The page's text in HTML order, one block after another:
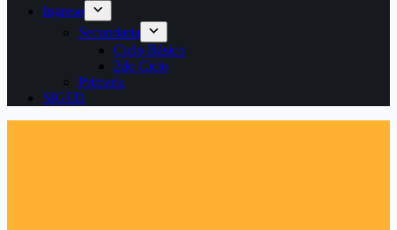
Ingreso
Secundaria
Ciclo Básico
2do Ciclo
Primaria
SIGED